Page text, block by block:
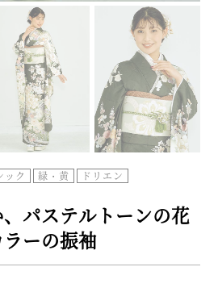
ック 緑・黄 ドリエン
パステルトーンの花
ーの振袖